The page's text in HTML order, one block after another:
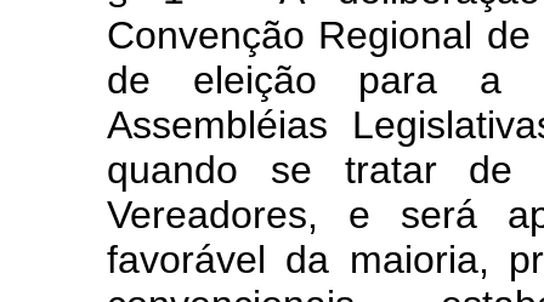
Convenção Regional
de eleição para a
Assembléias
quando se tratar de
Vereadores, e será
favorável da maioria,